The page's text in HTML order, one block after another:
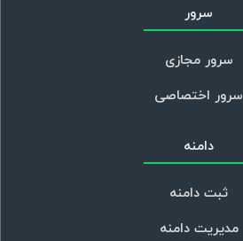
سرور
سرور مجازی
سرور اختصاصی
دامنه
ثبت دامنه
مدیریت دامنه